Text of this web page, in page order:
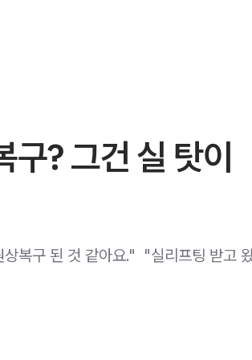
구? 그건 실 탓이
복구 된 것 같아요." ​ "실리프팅 받고